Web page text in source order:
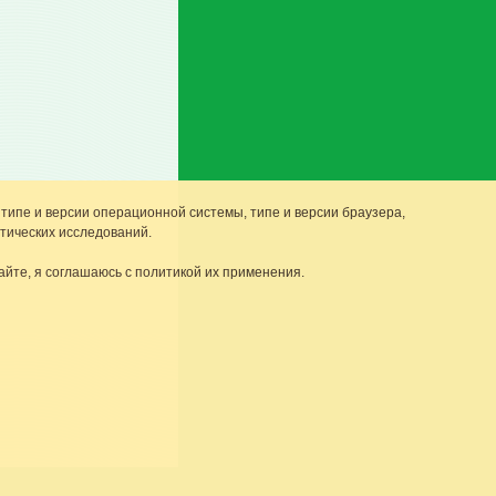
и версии операционной системы, типе и версии браузера,
исследований.
я соглашаюсь с политикой их применения.